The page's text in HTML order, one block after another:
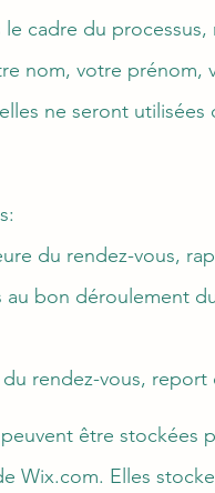
cadre du processus,
nom, votre prénom,
ne seront utilisées
du rendez-vous,
bon déroulement
rendez-vous, report
être stockées
Wix.com. E lles